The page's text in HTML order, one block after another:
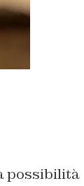
possibilità